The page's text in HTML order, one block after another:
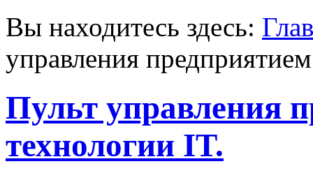
Вы находитесь здесь:
управления
Пульт управления
технологии IT.